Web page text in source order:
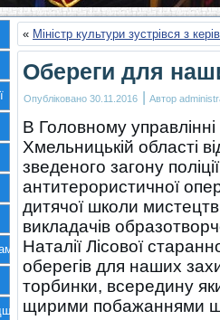
України
« Міністр культури зустрівся з
Обереги для
Опубліковано 30.11.2016 | Автор
В Головному управлінні
Хмельницькій області
зведеного загону
антитерористичної
дитячої школи
викладачів
Наталії Лісової
оберегів для наших
торбинки, всередину
щирими побажаннями